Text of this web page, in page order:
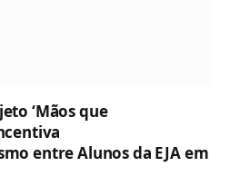
‘Mãos que
entre Alunos da EJA em